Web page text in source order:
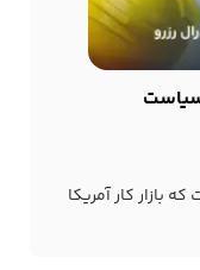
سیاست
کار آمریکا